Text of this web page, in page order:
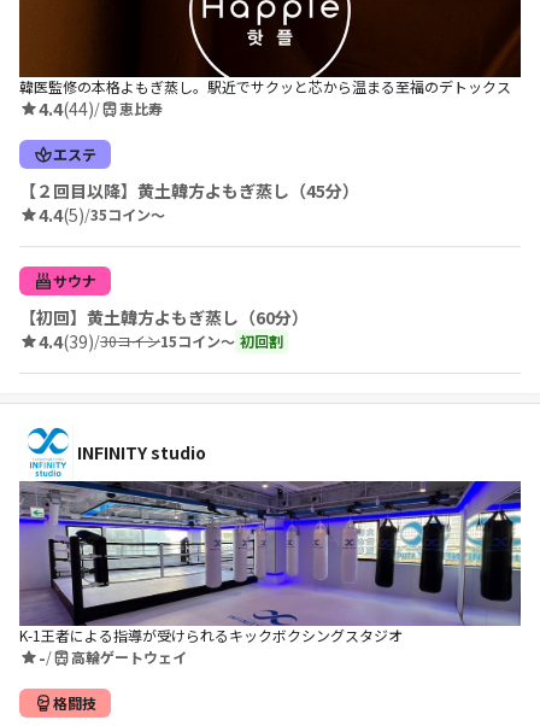
韓医監修の本格よもぎ蒸し。駅近でサクッと芯から温まる至福のデトックス
4.4(44)/ 恵比寿
エステ
【２回目以降】黄土韓方よもぎ蒸し（45分）
4.4(5)/35コイン〜
サウナ
【初回】黄土韓方よもぎ蒸し（60分）
4.4(39)/30コイン15コイン〜 初回割
INFINITY studio
K-1王者による指導が受けられるキックボクシングスタジオ
-/ 高輪ゲートウェイ
格闘技